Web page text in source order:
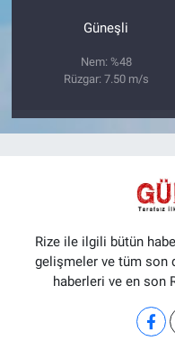
Güneşli
Nem: %48
Rüzgar: 7.50 m/s
Rize ile ilgili bütün
gelişmeler ve tüm son
haberleri ve en son